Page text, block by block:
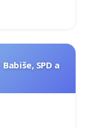
SPD a